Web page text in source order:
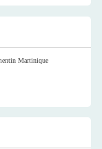
Martinique